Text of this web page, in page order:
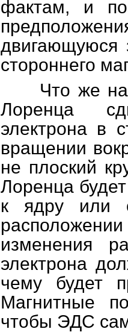
фактам, и
двигающуюся
стороннего
Что же нам
Лоренца
электрона в
вращении
не плоский
Лоренца
к ядру или
изменения
электрона
чему будет
Магнитные
чтобы ЭДС